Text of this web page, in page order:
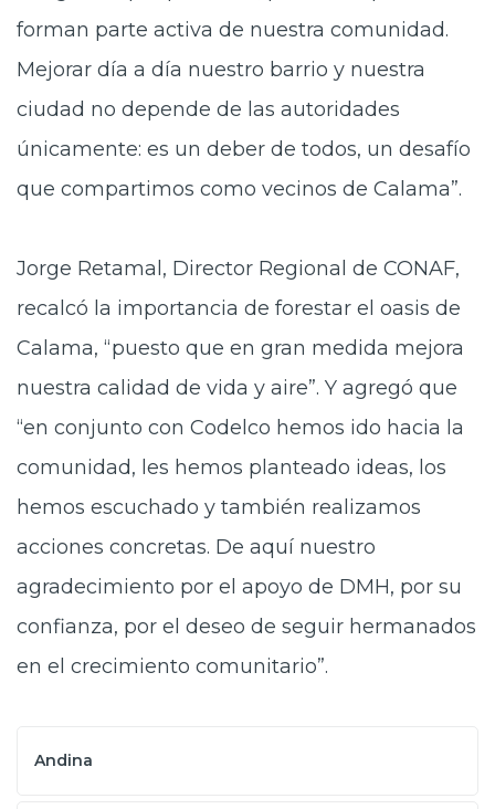
forman parte activa de nuestra comunidad.
Mejorar día a día nuestro barrio y nuestra
ciudad no depende de las autoridades
únicamente: es un deber de todos, un desafío
que compartimos como vecinos de Calama”.
Jorge Retamal, Director Regional de CONAF,
recalcó la importancia de forestar el oasis de
Calama, “puesto que en gran medida mejora
nuestra calidad de vida y aire”. Y agregó que
“en conjunto con Codelco hemos ido hacia la
comunidad, les hemos planteado ideas, los
hemos escuchado y también realizamos
acciones concretas. De aquí nuestro
agradecimiento por el apoyo de DMH, por su
confianza, por el deseo de seguir hermanados
en el crecimiento comunitario”.
Andina